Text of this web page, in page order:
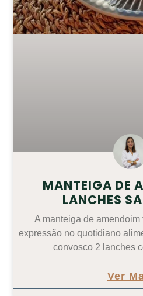
MANTEIGA DE
LANCHES
A manteiga de amendoim
expressão no quotidiano
convosco 2 lanches
Ver